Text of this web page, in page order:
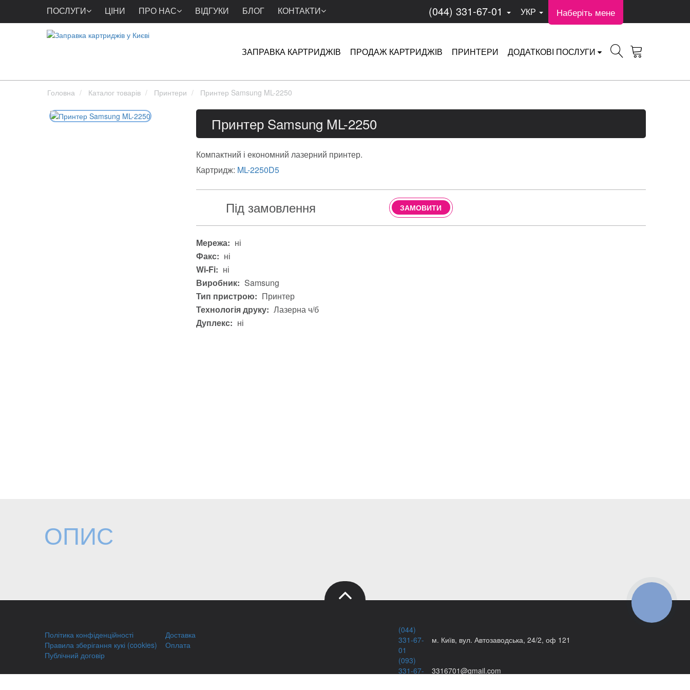
ПОСЛУГИ ЦІНИ ПРО НАС ВІДГУКИ БЛОГ КОНТАКТИ (044) 331-67-01 УКР Наберіть мене
ЗАПРАВКА КАРТРИДЖІВ ПРОДАЖ КАРТРИДЖІВ ПРИНТЕРИ ДОДАТКОВІ ПОСЛУГИ
Головна Каталог товарів Принтери Принтер Samsung ML-2250
Принтер Samsung ML-2250
Компактний і економний лазерний принтер.
Картридж: ML-2250D5
Під замовлення ЗАМОВИТИ
Мережа: ні
Факс: ні
Wi-Fi: ні
Виробник: Samsung
Тип пристрою: Принтер
Технологія друку: Лазерна ч/б
Дуплекс: ні
ОПИС
Політика конфіденційності
Правила зберігання кукі (cookies)
Публічний договір
Доставка
Оплата
(044)
331-67-
01
м. Київ, вул. Автозаводська, 24/2, оф 121
(093)
331-67-
3316701@gmail.com